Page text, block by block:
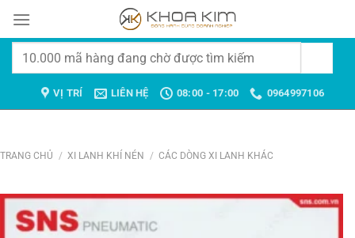
đến
Tìm
VỊ TRÍ LIÊN HỆ 08:00 - 17:00 0964997106
TRANG CHỦ / XI LANH KHÍ NÉN / CÁC DÒNG XI LANH KHÁC